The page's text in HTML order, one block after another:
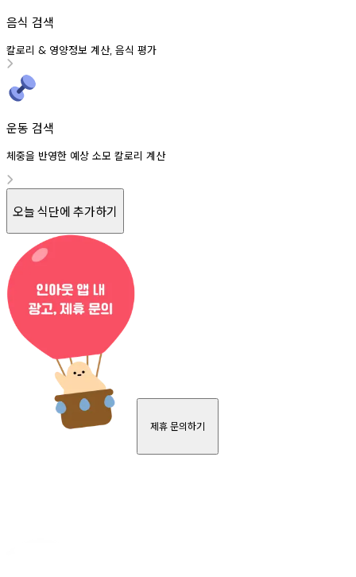
음식 검색
칼로리 & 영양정보 계산, 음식 평가
운동 검색
체중을 반영한 예상 소모 칼로리 계산
오늘 식단에 추가하기
제휴 문의하기